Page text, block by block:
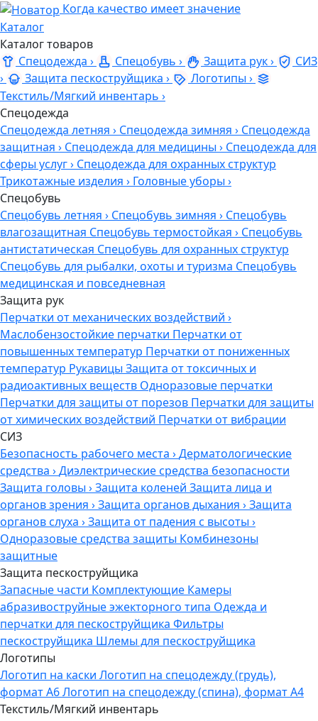
Когда качество имеет значение
Каталог
Каталог товаров
Спецодежда › Спецобувь › Защита рук›
СИЗ
›
Защита пескоструйщика › Логотипы ›
Текстиль/Мягкий инвентарь ›
Спецодежда
Спецодежда летняя › Спецодежда зимняя › Спецодежда
защитная › Спецодежда для медицины › Спецодежда для
сферы услуг› Спецодежда для охранных структур
Трикотажные изделия › Головные уборы ›
Спецобувь
Спецобувь летняя › Спецобувь зимняя › Спецобувь
влагозащитная Спецобувь термостойкая › Спецобувь
антистатическая Спецобувь для охранных структур
Спецобувь для рыбалки, охоты и туризма Спецобувь
медицинская и повседневная
Защита рук
Перчатки от механических воздействий ›
Маслобензостойкие перчатки Перчатки от
повышенных температур Перчатки от пониженных
температур Рукавицы Защита от токсичных и
радиоактивных веществ Одноразовые перчатки
Перчатки для защиты от порезов Перчатки для защиты
от химических воздействий Перчатки от вибрации
СИЗ
Безопасность рабочего места ›Дерматологические
средства ›Диэлектрические средства безопасности
Защита головы ›Защита коленей Защита лица и
органов зрения ›Защита органов дыхания ›Защита
органов слуха ›Защита от падения с высоты ›
Одноразовые средства защиты Комбинезоны
защитные
Защита пескоструйщика
Запасные части Комплектующие Камеры
абразивоструйные эжекторного типа Одежда и
перчатки для пескоструйщика Фильтры
пескоструйщика Шлемы для пескоструйщика
Логотипы
Логотип на каски Логотип на спецодежду (грудь),
формат А6Логотип на спецодежду (спина), формат А4
Текстиль/Мягкий инвентарь